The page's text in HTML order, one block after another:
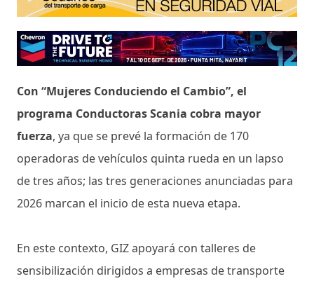
Con “Mujeres Conduciendo el Cambio”, el
programa Conductoras Scania cobra mayor
fuerza, ya que se prevé la formación de 170
operadoras de vehículos quinta rueda en un lapso
de tres años; las tres generaciones anunciadas para
2026 marcan el inicio de esta nueva etapa.
En este contexto, GIZ apoyará con talleres de
sensibilización dirigidos a empresas de transporte